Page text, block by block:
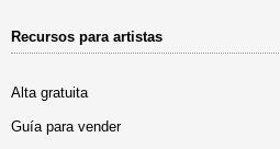
Recursos para artistas
Alta gratuita
Guía para vender